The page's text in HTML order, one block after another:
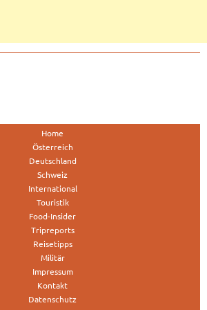
Home
Österreich
Deutschland
Schweiz
International
Touristik
Food-Insider
Tripreports
Reisetipps
Militär
Impressum
Kontakt
Datenschutz